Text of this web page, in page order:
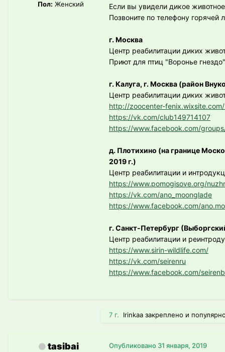
Пол: Женский
Если вы увидели дикое
Позвоните по телефону
г. Москва
Центр реабилитации диких
Приют для птиц "Воронье
г. Калуга, г. Москва (район
Центр реабилитации диких
http://zoocenter-
https://vk.com/club149714107
https://www.facebook.com/
д. Плотихино (на границе
2019 г.)
Центр реабилитации и
https://www.pomogisove.org/
https://vk.com/ano_moonglade
https://www.facebook.com/
г. Санкт-Петербург
Центр реабилитации и
https://www.sirin-wildlife.com/
https://vk.com/seirenru
https://www.facebook.com/
7 г. Irinkaa закреплено и
tasibai Опубликовано 31 января, 2019